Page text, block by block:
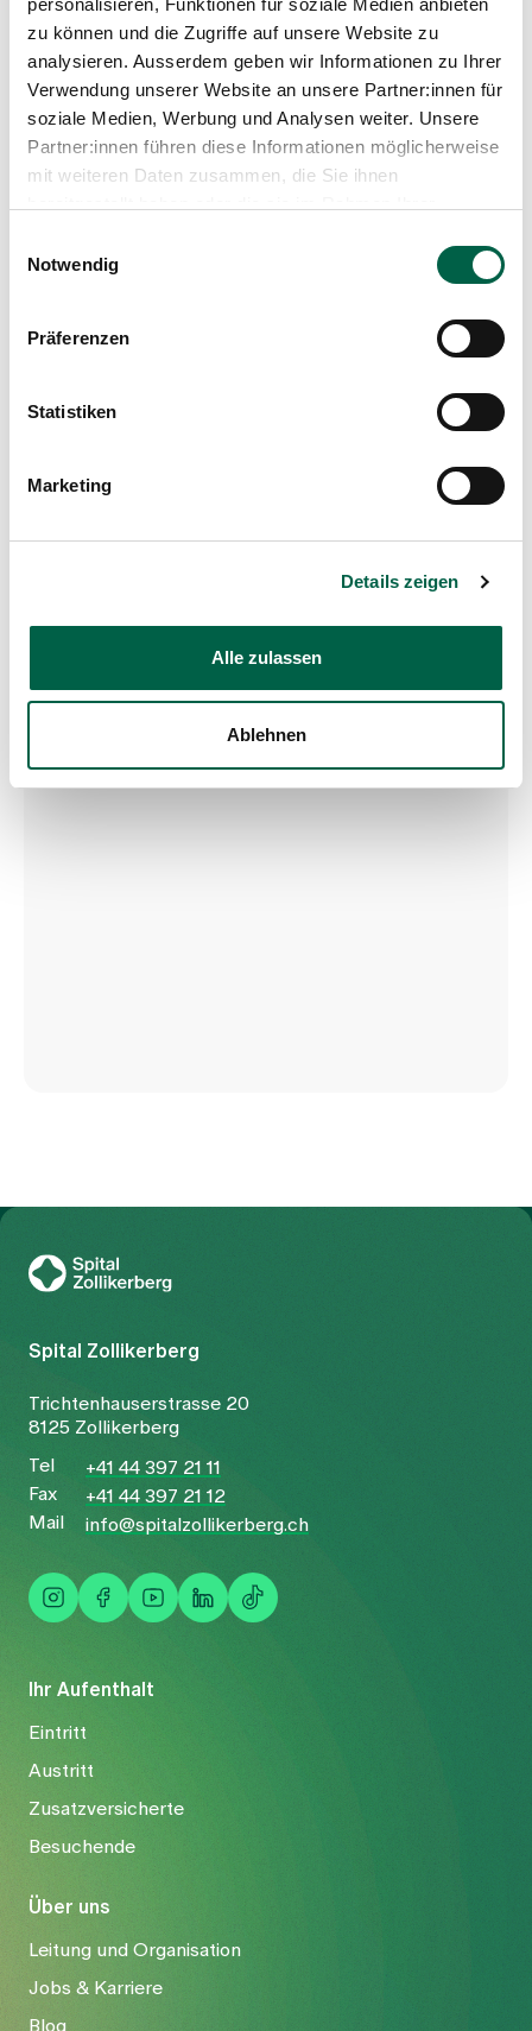
personalisieren, Funktionen für soziale Medien anbieten
zu können und die Zugriffe auf unsere Website zu
analysieren. Ausserdem geben wir Informationen zu Ihrer
Verwendung unserer Website an unsere Partner:innen für
soziale Medien, Werbung und Analysen weiter. Unsere
Partner:innen führen diese Informationen möglicherweise
mit weiteren Daten zusammen, die Sie ihnen
Notwendig
Präferenzen
Statistiken
Marketing
Details zeigen
Alle zulassen
Ablehnen
Veranstaltungsort
Die Ärzte-Fortbildung findet im Brunnenhofsaal,
Neuweg 12, 8125 Zollikerberg, statt. Der Weg zum
Brunnenhofsaal ist ab dem Haupteingang Spital
Zollikerberg ausgeschildert.
8125 Zollikerberg
ch
Ihr Aufenthalt
Eintritt
Austritt
Zusatzversicherte
Besuchende
Über uns
Leitung und Organisation
Jobs & Karriere
Blog
Spital Zollikerberg
Trichtenhauserstrasse 20
8125 Zollikerberg
Tel
+41 44 397 21 11
Fax
+41 44 397 21 12
Mail
info@spitalzollikerberg.ch